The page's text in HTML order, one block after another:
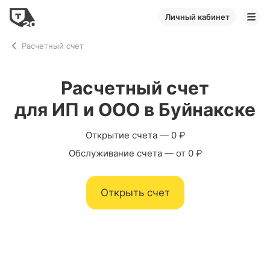
Личный кабинет
Расчетный счет
Расчетный счет
для ИП и ООО в Буйнакске
Открытие счета — 0 ₽
Обслуживание счета — от 0 ₽
Открыть счет